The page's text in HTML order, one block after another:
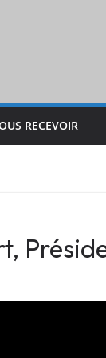
RECEVOIR